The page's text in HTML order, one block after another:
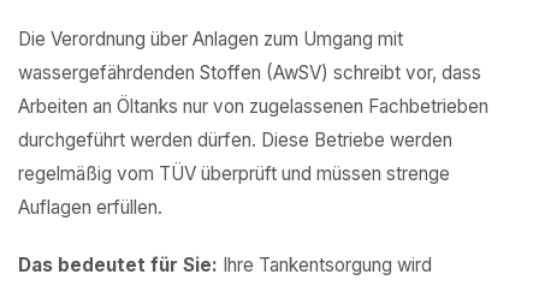
Die Verordnung über Anlagen zum Umgang mit
wassergefährdenden Stoffen (AwSV) schreibt vor, dass
Arbeiten an Öltanks nur von zugelassenen Fachbetrieben
durchgeführt werden dürfen. Diese Betriebe werden
regelmäßig vom TÜV überprüft und müssen strenge
Auflagen erfüllen.
Das bedeutet für Sie: Ihre Tankentsorgung wird